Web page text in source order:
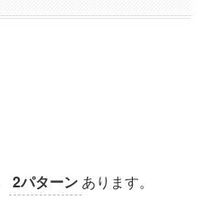
2パターン あります。